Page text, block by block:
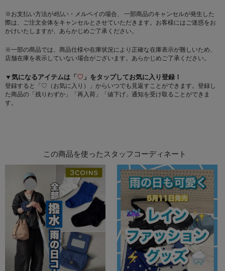
※お支払い方法がd払い・メルペイの場合、 一部商品のキャンセルが発生した
際は、ご注文全体をキャンセルとさせていただきます。お客様にはご迷惑をお
かけいたしますが、あらかじめご了承ください。
※一部の商品では、商品仕様や在庫状況により正確な在庫表示が難しいため、
店舗在庫を表示していない場合がございます。あらかじめご了承ください。
▼気になるアイテムは「♡ 」をタップしてお気に入り登録！
登録すると「♡（お気に入り）」からいつでも見返すことができます。登録し
た商品の「残りわずか」「再入荷」「値下げ」通知を受け取ることができま
す。
この商品を使ったスタッフコーディネート